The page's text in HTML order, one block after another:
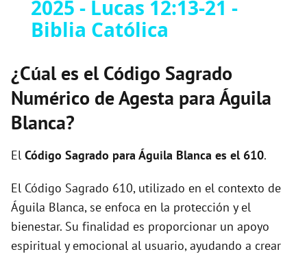
y
V
i
d
e
o
2025 - Lucas 12:13-21 -
Biblia Católica
¿Cúal es el Código Sagrado
Numérico de Agesta para Águila
Blanca?
El Código Sagrado para Águila Blanca es el 610.
El Código Sagrado 610, utilizado en el contexto de
Águila Blanca, se enfoca en la protección y el
bienestar. Su finalidad es proporcionar un apoyo
espiritual y emocional al usuario, ayudando a crear